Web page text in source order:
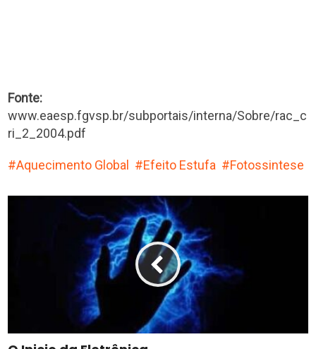
Fonte:
www.eaesp.fgvsp.br/subportais/interna/Sobre/rac_c
ri_2_2004.pdf
Aquecimento Global Efeito Estufa Fotossintese